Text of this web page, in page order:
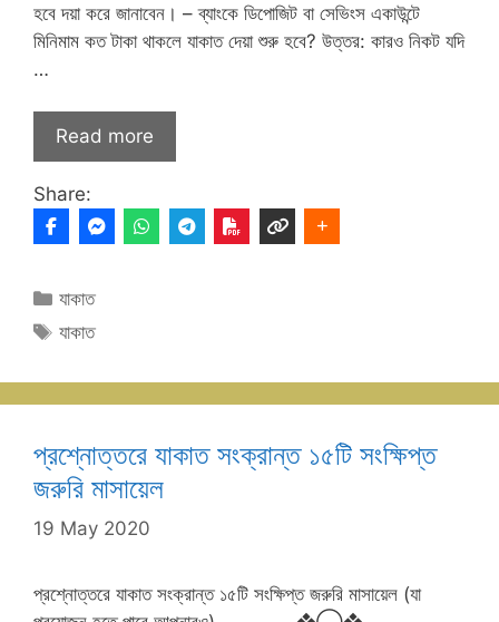
হবে দয়া করে জানাবেন। – ব্যাংকে ডিপোজিট বা সেভিংস একাউন্টে
মিনিমাম কত টাকা থাকলে যাকাত দেয়া শুরু হবে? উত্তর: কারও নিকট যদি
…
Read more
Share:
Categories
যাকাত
Tags
যাকাত
প্রশ্নোত্তরে যাকাত সংক্রান্ত ১৫টি সংক্ষিপ্ত
জরুরি মাসায়েল
19 May 2020
প্রশ্নোত্তরে যাকাত সংক্রান্ত ১৫টি সংক্ষিপ্ত জরুরি মাসায়েল (যা